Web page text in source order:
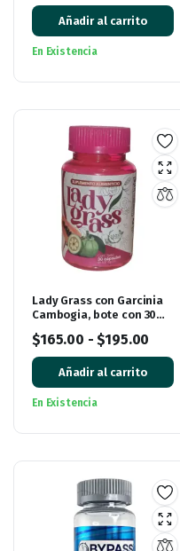
Añadir al carrito
En Existencia
Lady Grass con Garcinia
Cambogia, bote con 30
$165.00 - $195.00
Añadir al carrito
En Existencia